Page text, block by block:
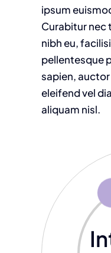
ipsum
Curabitur nec
nibh eu,
pellentesque
sapien,
eleifend vel
aliquam nisl.